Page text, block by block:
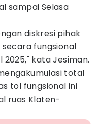
sampai Selasa
diskresi pihak
fungsional
kata Jesiman.
total
tol fungsional ini
ruas Klaten-